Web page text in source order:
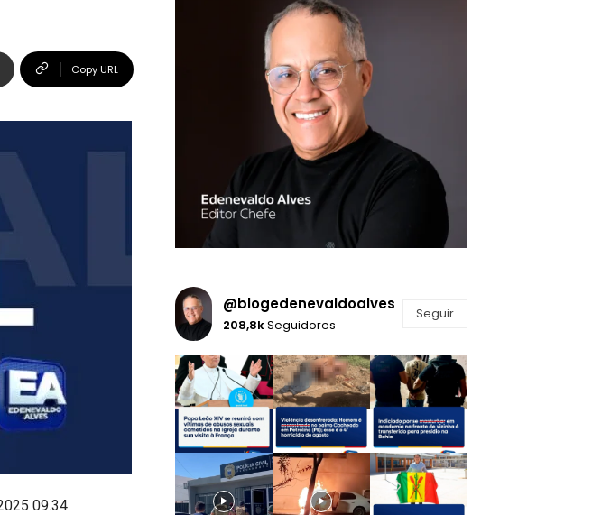
Copy URL
09.34
@blogedenevaldoalves
208,8kSeguidores
Seguir